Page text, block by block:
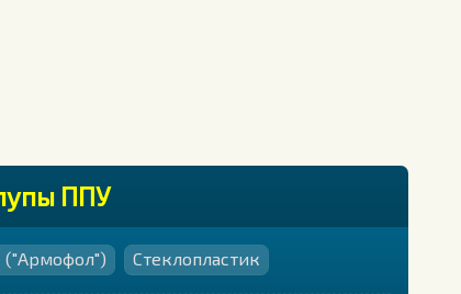
ППУ
("Армофол") Стеклопластик